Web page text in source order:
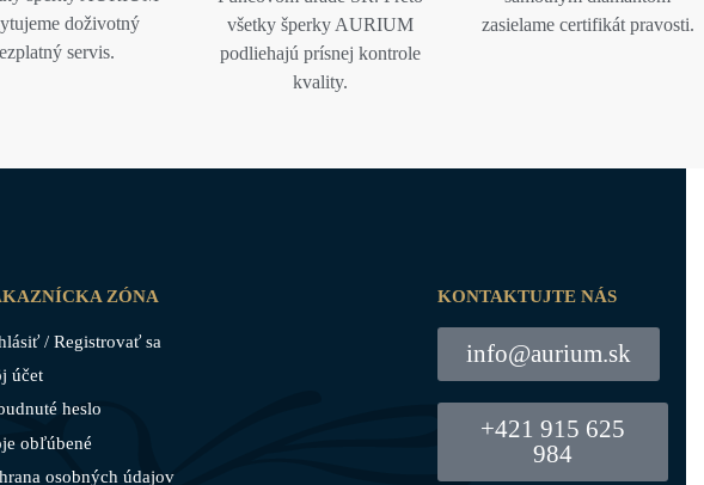
doživotný
servis.
všetky šperky AURIUM
podliehajú prísnej kontrole
kvality.
zasielame certifikát pravosti.
ZÓNA
/ Registrovať sa
účet
heslo
obľúbené
osobných údajov
KONTAKTUJTE NÁS
info@aurium.sk
+421 915 625
984